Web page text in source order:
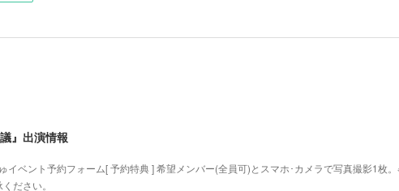
』出演情報
イベント予約フォーム[ 予約特典 ] 希望メンバー(全員可)とスマホ･カメラで写真撮影1枚
ださい。